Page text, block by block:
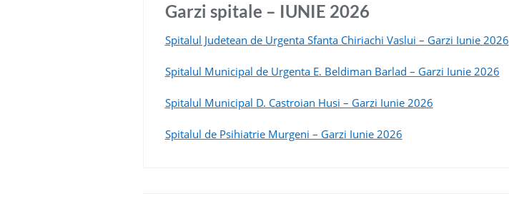
Garzi spitale – IUNIE 2026
Spitalul Judetean de Urgenta Sfanta Chiriachi Vaslui – Garzi Iunie 2026
Spitalul Municipal de Urgenta E. Beldiman Barlad – Garzi Iunie 2026
Spitalul Municipal D. Castroian Husi – Garzi Iunie 2026
Spitalul de Psihiatrie Murgeni – Garzi Iunie 2026